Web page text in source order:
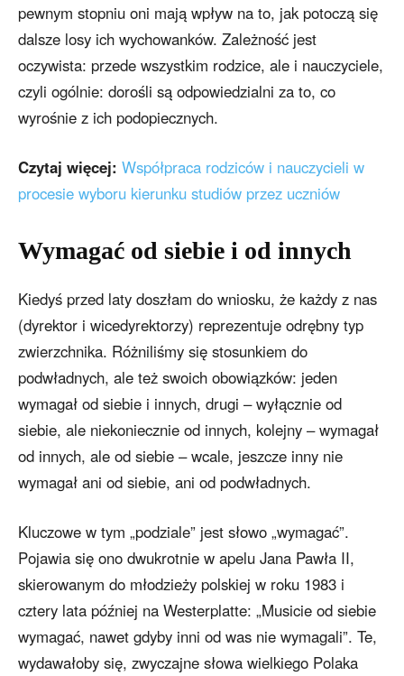
pewnym stopniu oni mają wpływ na to, jak potoczą się
dalsze losy ich wychowanków. Zależność jest
oczywista: przede wszystkim rodzice, ale i nauczyciele,
czyli ogólnie: dorośli są odpowiedzialni za to, co
wyrośnie z ich podopiecznych.
Czytaj więcej: Współpraca rodziców i nauczycieli w
procesie wyboru kierunku studiów przez uczniów
Wymagać od siebie i od innych
Kiedyś przed laty doszłam do wniosku, że każdy z nas
(dyrektor i wicedyrektorzy) reprezentuje odrębny typ
zwierzchnika. Różniliśmy się stosunkiem do
podwładnych, ale też swoich obowiązków: jeden
wymagał od siebie i innych, drugi – wyłącznie od
siebie, ale niekoniecznie od innych, kolejny – wymagał
od innych, ale od siebie – wcale, jeszcze inny nie
wymagał ani od siebie, ani od podwładnych.
Kluczowe w tym „podziale” jest słowo „wymagać”.
Pojawia się ono dwukrotnie w apelu Jana Pawła II,
skierowanym do młodzieży polskiej w roku 1983 i
cztery lata później na Westerplatte: „Musicie od siebie
wymagać, nawet gdyby inni od was nie wymagali”. Te,
wydawałoby się, zwyczajne słowa wielkiego Polaka